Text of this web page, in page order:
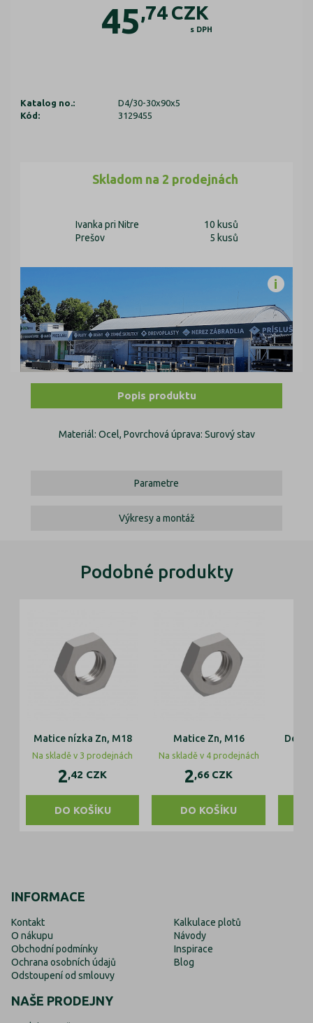
45,74 CZK
s DPH
Katalog no.:
D4/30-30x90x5
Kód:
3129455
Skladom na 2 prodejnách
Ivanka pri Nitre
10 kusů
Prešov
5 kusů
Popis produktu
Materiál: Ocel, Povrchová úprava: Surový stav
Parametre
Výkresy a montáž
Podobné produkty
Matice nízka Zn, M18
Na skladě v 3 prodejnách
2,42 CZK
DO KOŠÍKU
Matice Zn, M16
Na skladě v 4 prodejnách
2,66 CZK
DO KOŠÍKU
INFORMACE
Kontakt
O nákupu
Obchodní podmínky
Ochrana osobních údajů
Odstoupení od smlouvy
Kalkulace plotů
Návody
Inspirace
Blog
NAŠE PRODEJNY